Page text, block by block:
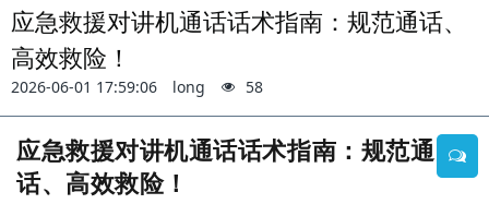
应急救援对讲机通话话术指南：规范通话、
高效救险！
2026-06-01 17:59:06 long 58
应急救援对讲机通话话术指南：规范通
话、高效救险！